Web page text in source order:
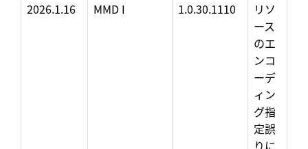
2026.1.16
MMD I 1.0.30.1110
リソ
ース
のエ
ンコ
ーデ
ィン
グ指
定誤
りに